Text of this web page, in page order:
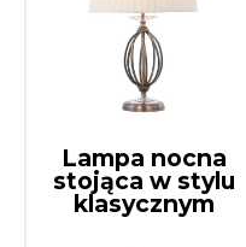
Lampa nocna
stojąca w stylu
klasycznym